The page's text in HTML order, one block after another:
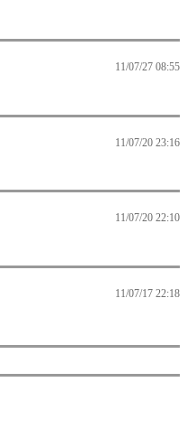
11/07/27 08:55
11/07/20 23:16
11/07/20 22:10
11/07/17 22:18